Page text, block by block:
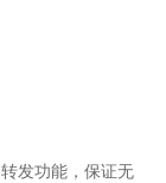
发功能，保证无